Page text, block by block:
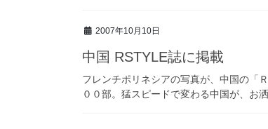
2007年10月10日
中国 RSTYLE誌に掲載
フレンチポリネシアの写真が、中国の「
００部。猛スピードで変わる中国が、お